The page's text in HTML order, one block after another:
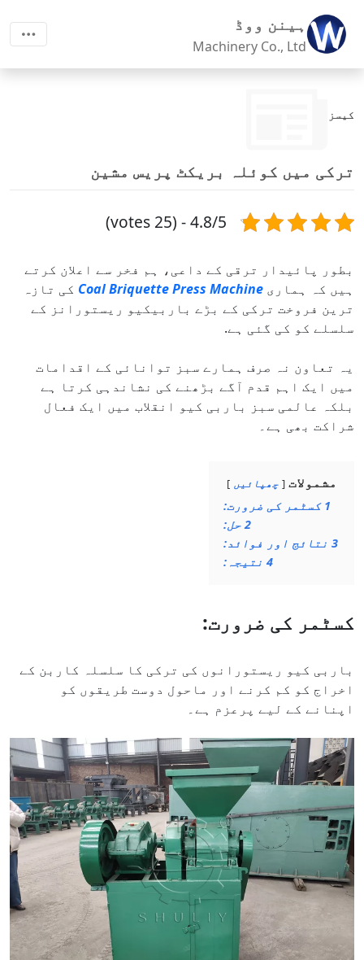
ہینن ووڈ
Machinery Co., Ltd
کیسز
ترکی میں کوئلہ بریکٹ پریس مشین
4.8/5 - (25 votes)
بطور پائیدار ترقی کے داعی، ہم فخر سے اعلان کرتے
ہیں کہ ہماری Coal Briquette Press Machine کی تازہ
ترین فروخت ترکی کے بڑے باربیکیو ریستورانز کے
سلسلے کو کی گئی ہے.
یہ تعاون نہ صرف ہمارے سبز توانائی کے اقدامات
میں ایک اہم قدم آگے بڑھنے کی نشاندہی کرتا ہے
بلکہ عالمی سبز باربی کیو انقلاب میں ایک فعال
شراکت بھی ہے۔
مشمولات چھپائیں
1 کسٹمر کی ضرورت:
2 حل:
3 نتائج اور فوائد:
4 نتیجہ:
کسٹمر کی ضرورت:
باربی کیو ریستورانوں کی ترکی کا سلسلہ کاربن کے
اخراج کو کم کرنے اور ماحول دوست طریقوں کو
اپنانے کے لیے پرعزم ہے۔